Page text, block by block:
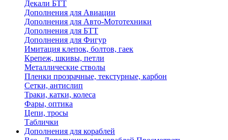
Декали БТТ
Дополнения для Авиации
Дополнения для Авто-Мототехники
Дополнения для БТТ
Дополнения для Фигур
Имитация клепок, болтов, гаек
Крепеж, шкивы, петли
Металлические стволы
Пленки прозрачные, текстурные, карбон
Сетки, антислип
Траки, катки, колеса
Фары, оптика
Цепи, тросы
Таблички
Дополнения для кораблей